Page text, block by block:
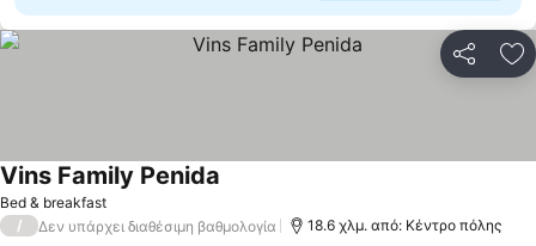
Bed & breakfast
Vins Family Penida
/ Δεν υπάρχει διαθέσιμη βαθμολογία 18.6 χλμ. από: Κέντρο πόλης